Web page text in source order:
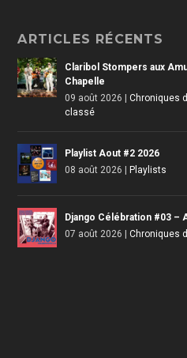
ARTICLES RÉCENTS
Claribol Stompers aux
Chapelle
09 août 2026 |Chroniques
classé
Playlist Aout #2 2026
08 août 2026 |Playlists
Django Célébration #03 –
07 août 2026 |Chroniques